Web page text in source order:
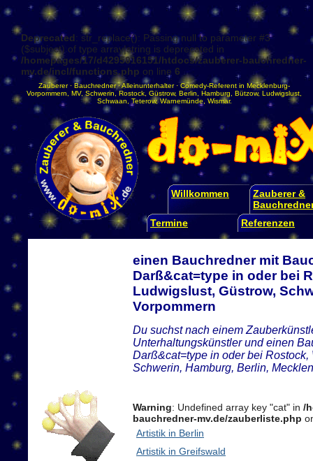
Deprecated: str_replace(): Passing null to parameter #3
($subject) of type array|string is deprecated in
/homepages/17/d4295016151/htdocs/zauberer-bauchredner-
mv.de/incl/functions.php on line 6
Zauberer·Bauchredner·Alleinunterhalter· Comedy-Referent in Mecklenburg-
Vorpommern
MV, Schwerin Rostock Güstrow, Berlin Hamburg Bützow, Ludwigslust
Schwaan ,Teterow,Warnemünde Wismar.
Willkommen
Zauberer &
Termine
Referenzen
einen Bauchredner mit
Darß&cat=type in oder bei
Ludwigslust, Güstrow,
Vorpommern
Du suchst nach einem
Unterhaltungskünstler und einen
Darß&cat=type in oder bei
Schwerin, Hamburg, Berlin,
Warning: Undefined array key "cat" in /
bauchredner-mv.de/zauberliste.php
Artistik in Berlin
Artistik in Greifswald